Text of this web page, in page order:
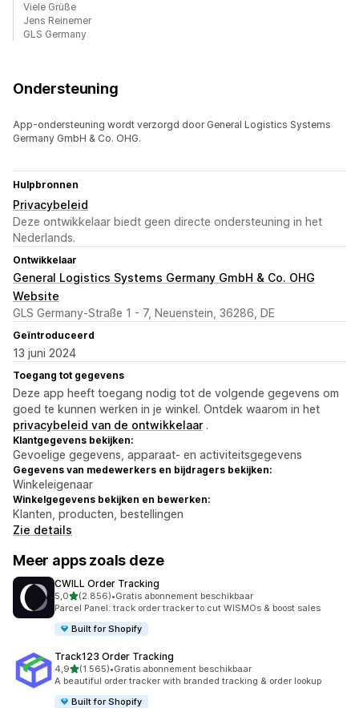
Viele Grüße
Jens Reinemer
GLS Germany
Ondersteuning
App-ondersteuning wordt verzorgd door General Logistics Systems
Germany GmbH & Co. OHG.
Hulpbronnen
Privacybeleid
Deze ontwikkelaar biedt geen directe ondersteuning in het
Nederlands.
Ontwikkelaar
General Logistics Systems Germany GmbH & Co. OHG
Website
GLS Germany-Straße 1 - 7, Neuenstein, 36286, DE
Geïntroduceerd
13 juni 2024
Toegang tot gegevens
Deze app heeft toegang nodig tot de volgende gegevens om
goed te kunnen werken in je winkel. Ontdek waarom in het
privacybeleid van de ontwikkelaar .
Klantgegevens bekijken:
Gevoelige gegevens, apparaat- en activiteitsgegevens
Gegevens van medewerkers en bijdragers bekijken:
Winkeleigenaar
Winkelgegevens bekijken en bewerken:
Klanten, producten, bestellingen
Zie details
Meer apps zoals deze
CWILL Order Tracking
5,0van 5 sterren
(2.856)
2856 recensies in totaal
•Gratis abonnement beschikbaar
Parcel Panel: track order tracker to cut WISMOs & boost sales
Built for Shopify
Track123 Order Tracking
4,9van 5 sterren
(1.565)
1565 recensies in totaal
•Gratis abonnement beschikbaar
A beautiful order tracker with branded tracking & order lookup
Built for Shopify